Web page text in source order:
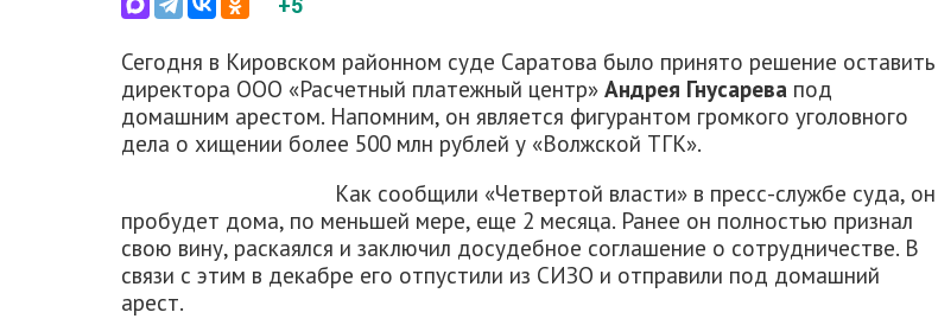
Сегодня в Кировском районном суде Саратова было принято решение оставить
директора ООО «Расчетный платежный центр» Андрея Гнусарева под
домашним арестом. Напомним, он является фигурантом громкого уголовного
дела о хищении более 500 млн рублей у «Волжской ТГК».
Как сообщили «Четвертой власти» в пресс-службе суда, он
пробудет дома, по меньшей мере, еще 2 месяца. Ранее он полностью признал
свою вину, раскаялся и заключил досудебное соглашение о сотрудничестве. В
связи с этим в декабре его отпустили из СИЗО и отправили под домашний
арест.